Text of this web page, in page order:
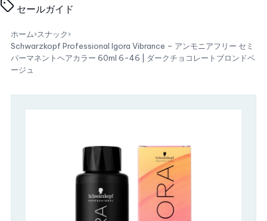
セールガイド
ホーム›スナック›
Schwarzkopf Professional Igora Vibrance – アンモニアフリー セミ
パーマネントヘアカラー 60ml 6-46 | ダークチョコレートブロンドベ
ージュ